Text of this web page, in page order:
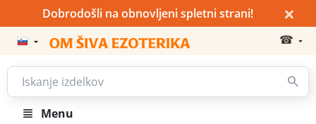
Dobrodošli na obnovljeni spletni strani! ×
☎
Menu